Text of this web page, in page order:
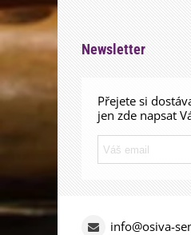
Newsletter
Přejete si
jen zde napsat
info@osiva-